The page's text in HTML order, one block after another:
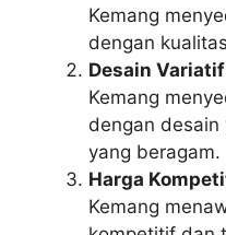
Kemang
dengan
Desain Variatif
Kemang
dengan
yang beragam.
Harga
Kemang